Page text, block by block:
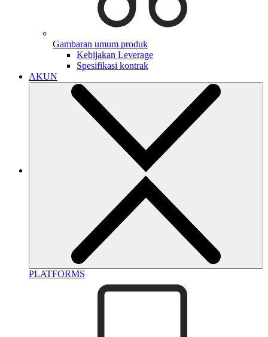
Gambaran umum produk
Kebijakan Leverage
Spesifikasi kontrak
AKUN
PLATFORMS